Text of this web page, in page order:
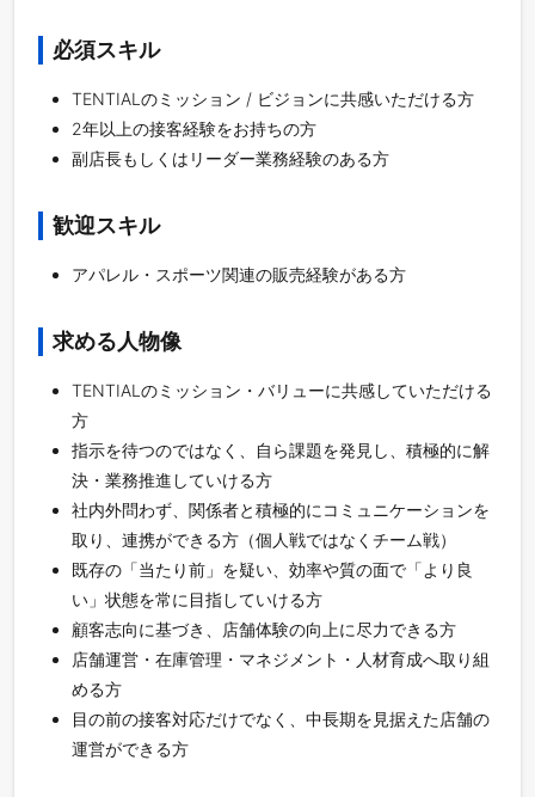
必須スキル
TENTIALのミッション / ビジョンに共感いただける方
2年以上の接客経験をお持ちの方
副店長もしくはリーダー業務経験のある方
歓迎スキル
アパレル・スポーツ関連の販売経験がある方
求める人物像
TENTIALのミッション・バリューに共感していただける
方
指示を待つのではなく、自ら課題を発見し、積極的に解
決・業務推進していける方
社内外問わず、関係者と積極的にコミュニケーションを
取り、連携ができる方（個人戦ではなくチーム戦）
既存の「当たり前」を疑い、効率や質の面で「より良
い」状態を常に目指していける方
顧客志向に基づき、店舗体験の向上に尽力できる方
店舗運営・在庫管理・マネジメント・人材育成へ取り組
める方
目の前の接客対応だけでなく、中長期を見据えた店舗の
運営ができる方